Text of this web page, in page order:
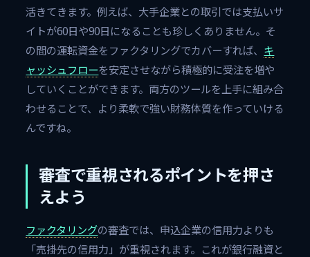
活きてきます。例えば、大手企業との取引では支払いサ
イトが60日や90日になることも珍しくありません。そ
の間の運転資金をファクタリングでカバーすれば、 キ
ャッシュフローを安定させながら積極的に受注を増や
していくことができます。両方のツールを上手に組み合
わせることで、より柔軟で強い財務体質を作っていける
んですね。
審査で重視されるポイントを押さ
えよう
ファクタリングの審査では、申込企業の信用力よりも
「売掛先の信用力」が重視されます。これが銀行融資と